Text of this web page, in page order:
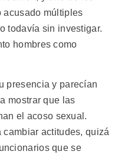
acusado múltiples
todavía sin investigar.
hombres como
presencia y parecían
mostrar que las
el acoso sexual.
actitudes, quizá
que se